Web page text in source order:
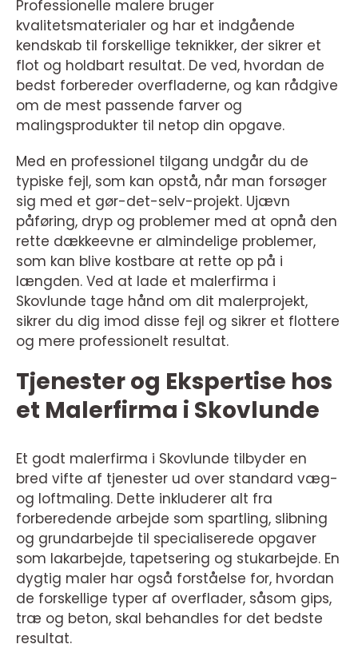
Professionelle malere bruger
kvalitetsmaterialer og har et indgående
kendskab til forskellige teknikker, der sikrer et
flot og holdbart resultat. De ved, hvordan de
bedst forbereder overfladerne, og kan rådgive
om de mest passende farver og
malingsprodukter til netop din opgave.
Med en professionel tilgang undgår du de
typiske fejl, som kan opstå, når man forsøger
sig med et gør-det-selv-projekt. Ujævn
påføring, dryp og problemer med at opnå den
rette dækkeevne er almindelige problemer,
som kan blive kostbare at rette op på i
længden. Ved at lade et malerfirma i
Skovlunde tage hånd om dit malerprojekt,
sikrer du dig imod disse fejl og sikrer et flottere
og mere professionelt resultat.
Tjenester og Ekspertise hos
et Malerfirma i Skovlunde
Et godt malerfirma i Skovlunde tilbyder en
bred vifte af tjenester ud over standard væg-
og loftmaling. Dette inkluderer alt fra
forberedende arbejde som spartling, slibning
og grundarbejde til specialiserede opgaver
som lakarbejde, tapetsering og stukarbejde. En
dygtig maler har også forståelse for, hvordan
de forskellige typer af overflader, såsom gips,
træ og beton, skal behandles for det bedste
resultat.